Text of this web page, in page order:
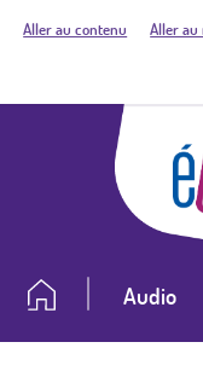
Aller au contenu Aller au
Audio